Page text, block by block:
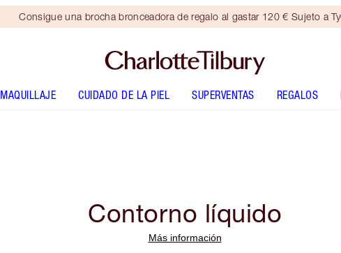
Consigue una brocha bronceadora de regalo al gastar 120 € Sujeto a
MAQUILLAJE CUIDADO DE LA PIEL SUPERVENTAS REGALOS
Contorno líquido
Más información